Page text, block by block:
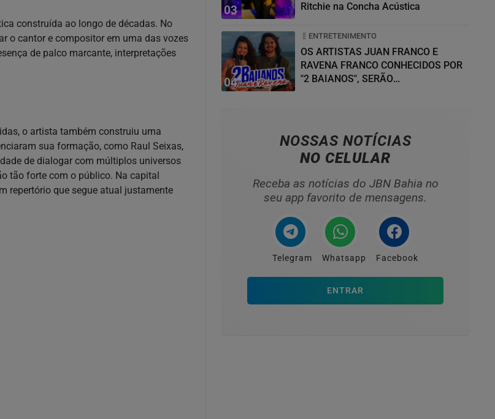
construída ao longo de décadas. No
o cantor e compositor em uma das vozes
de palco marcante, interpretações
o artista também construiu uma
sua formação, como Raul Seixas,
de dialogar com múltiplos universos
tão forte com o público. Na capital
repertório que segue atual justamente
03
Ritchie na Concha Acústica
04
ENTRETENIMENTO
OS ARTISTAS JUAN FRANCO E
RAVENA FRANCO CONHECIDOS POR
"2 BAIANOS", SERÃO
NOSSAS NOTÍCIAS
NO CELULAR
Receba as notícias do JBN Bahia no
seu app favorito de mensagens.
Telegram Whatsapp Facebook
ENTRAR